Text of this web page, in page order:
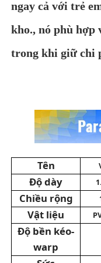
Chất liệu da PVC
Da bằng sợi vi mô
Vật liệu da PU
Vật liệu giày bảo
Vật liệu da suede
ngay cả với trẻ
kho., nó phù hợp
trong khi giữ chi
Tên
Độ dày
Chiều rộng
Vật liệu
Độ bền kéo-
warp